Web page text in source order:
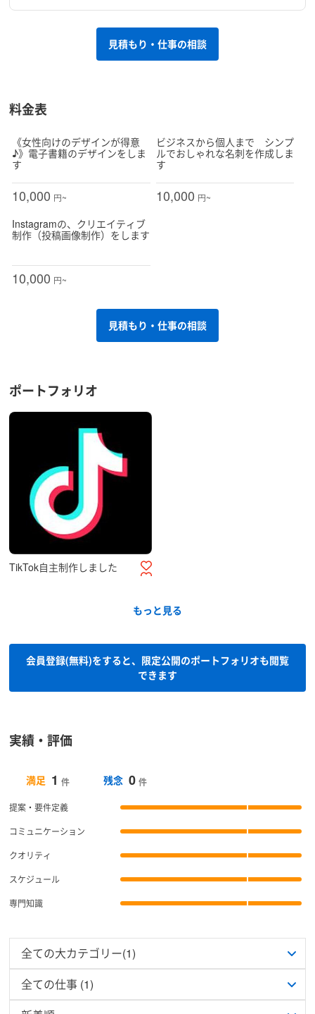
見積もり・仕事の相談
料金表
《女性向けのデザインが得意
♪》電子書籍のデザインをしま
す
10,000 円~
ビジネスから個人まで シンプ
ルでおしゃれな名刺を作成しま
す
10,000 円~
Instagramの、クリエイティブ
制作（投稿画像制作）をします
10,000 円~
見積もり・仕事の相談
ポートフォリオ
TikTok自主制作しました
もっと見る
会員登録(無料)をすると、限定公開のポートフォリオも閲覧
できます
実績・評価
満足 1 件 残念 0 件
提案・要件定義
コミュニケーション
クオリティ
スケジュール
専門知識